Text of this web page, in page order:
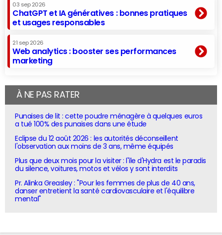
03 sep 2026
ChatGPT et IA génératives : bonnes pratiques
et usages responsables
21 sep 2026
Web analytics : booster ses performances
marketing
À NE PAS RATER
Punaises de lit : cette poudre ménagère à quelques euros
a tué 100% des punaises dans une étude
Eclipse du 12 août 2026 : les autorités déconseillent
l'observation aux moins de 3 ans, même équipés
Plus que deux mois pour la visiter : l'île d'Hydra est le paradis
du silence, voitures, motos et vélos y sont interdits
Pr. Alinka Greasley : "Pour les femmes de plus de 40 ans,
danser entretient la santé cardiovasculaire et l'équilibre
mental"